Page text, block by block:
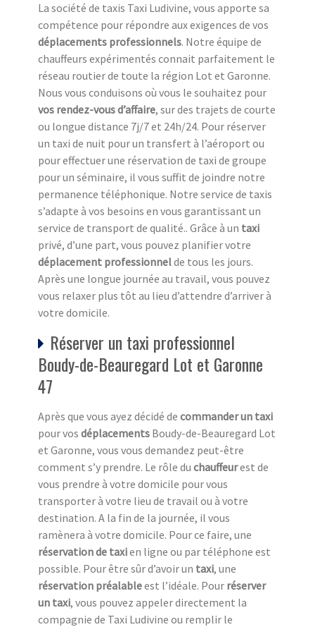
La société de taxis Taxi Ludivine, vous apporte sa
compétence pour répondre aux exigences de vos
déplacements professionnels. Notre équipe de
chauffeurs expérimentés connait parfaitement le
réseau routier de toute la région Lot et Garonne.
Nous vous conduisons où vous le souhaitez pour
vos rendez-vous d’affaire, sur des trajets de courte
ou longue distance 7j/7 et 24h/24. Pour réserver
un taxi de nuit pour un transfert à l’aéroport ou
pour effectuer une réservation de taxi de groupe
pour un séminaire, il vous suffit de joindre notre
permanence téléphonique. Notre service de taxis
s’adapte à vos besoins en vous garantissant un
service de transport de qualité.. Grâce à un taxi
privé, d’une part, vous pouvez planifier votre
déplacement professionnelde tous les jours.
Après une longue journée au travail, vous pouvez
vous relaxer plus tôt au lieu d’attendre d’arriver à
votre domicile.
Réserver un taxi professionnel
Boudy-de-Beauregard Lot et Garonne
47
Après que vous ayez décidé de commander un taxi
pour vos déplacements Boudy-de-Beauregard Lot
et Garonne, vous vous demandez peut-être
comment s’y prendre. Le rôle du chauffeurest de
vous prendre à votre domicile pour vous
transporter à votre lieu de travail ou à votre
destination. A la fin de la journée, il vous
ramènera à votre domicile. Pour ce faire, une
réservation de taxien ligne ou par téléphone est
possible. Pour être sûr d’avoir un taxi, une
réservation préalableest l’idéale. Pour réserver
un taxi, vous pouvez appeler directement la
compagnie de Taxi Ludivine ou remplir le